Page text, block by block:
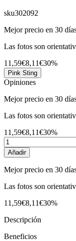
sku302092
Mejor precio en 30
Las fotos son
11,59€8,11€30%
Pink Sting
Opiniones
Mejor precio en 30
Las fotos son
11,59€8,11€30%
Añadir
Mejor precio en 30
Las fotos son
11,59€8,11€30%
Descripción
Beneficios